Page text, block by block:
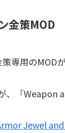
金策
専用のMOD
、「Weapon
Jewel